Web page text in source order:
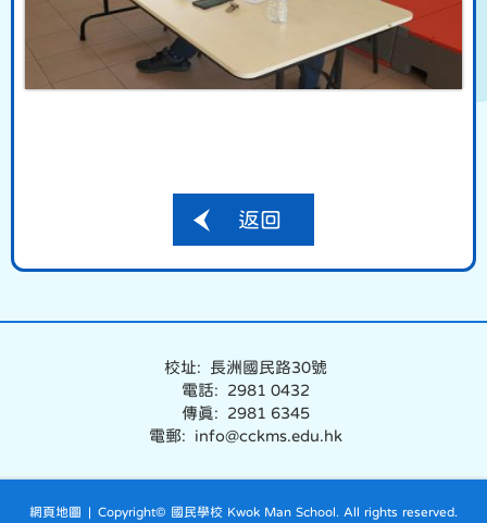
返回
校址: 長洲國民路30號
電話: 2981 0432
傳真: 2981 6345
電郵: info@cckms.edu.hk
網頁地圖 | Copyright© 國民學校 Kwok Man School. All rights reserved.